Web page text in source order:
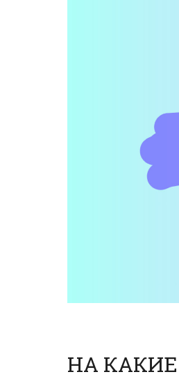
НА